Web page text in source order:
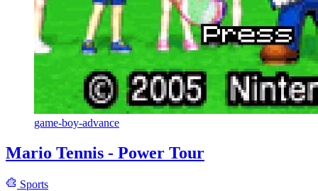
game-boy-advance
Mario Tennis - Power Tour
Sports